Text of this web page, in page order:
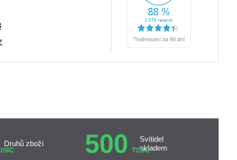
Druhů zboží 500 TISÍC
Svítidel
skladem